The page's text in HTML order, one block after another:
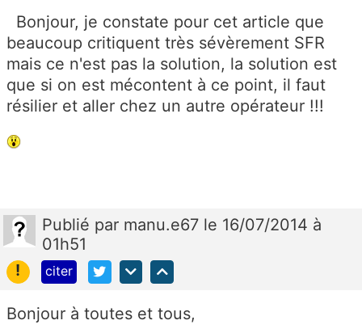
Bonjour, je constate pour cet article que
beaucoup critiquent très sévèrement SFR
mais ce n'est pas la solution, la solution est
que si on est mécontent à ce point, il faut
résilier et aller chez un autre opérateur !!!
Publié par manu.e67 le 16/07/2014 à
01h51
!
citer
Bonjour à toutes et tous,